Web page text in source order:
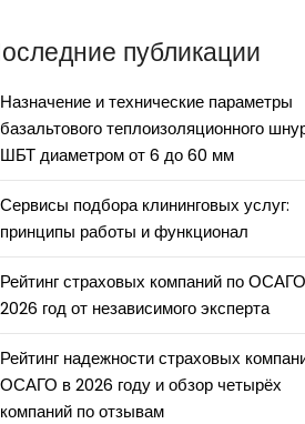
публикации
Назначение и технические параметры
базальтового теплоизоляционного
ШБТ диаметром от 6 до 60 мм
Сервисы подбора клининговых услуг:
принципы работы и функционал
Рейтинг страховых компаний по
2026 год от независимого эксперта
Рейтинг надежности страховых
ОСАГО в 2026 году и обзор четырёх
компаний по отзывам